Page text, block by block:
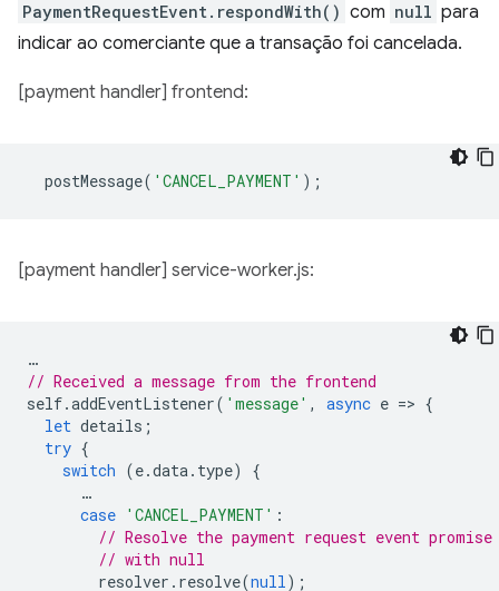
PaymentRequestEvent.respondWith() com null para
indicar ao comerciante que a transação foi cancelada.
[payment handler] frontend:
postMessage( 'CANCEL_PAYMENT' );
[payment handler] service-worker.js:
…
// Received a message from the frontend
self.addEventListener( 'message' , async e => {
let details ;
try {
switch (e.data. type)
{
…
case 'CANCEL_PAYMENT' :
// Resolve the payment request event promise
// with null
resolver . resolve(null);